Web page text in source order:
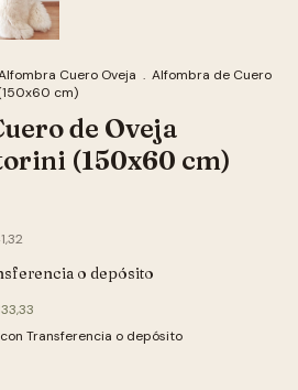
Cuero Oveja . Alfombra de Cuero
cm)
de Oveja
(150x60 cm)
o depósito
Transferencia o depósito